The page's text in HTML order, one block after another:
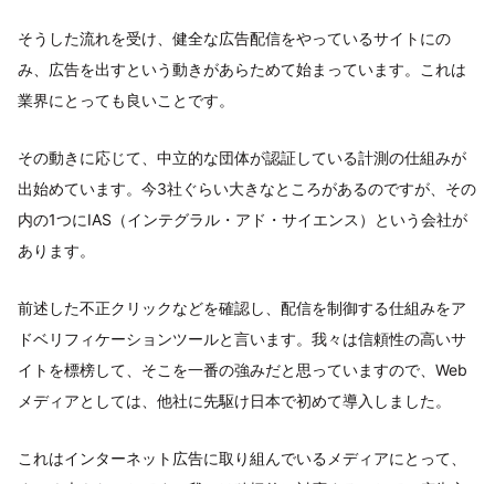
そうした流れを受け、健全な広告配信をやっているサイトにの
み、広告を出すという動きがあらためて始まっています。これは
業界にとっても良いことです。
その動きに応じて、中立的な団体が認証している計測の仕組みが
出始めています。今3社ぐらい大きなところがあるのですが、その
内の1つにIAS（インテグラル・アド・サイエンス）という会社が
あります。
前述した不正クリックなどを確認し、配信を制御する仕組みをア
ドベリフィケーションツールと言います。我々は信頼性の高いサ
イトを標榜して、そこを一番の強みだと思っていますので、Web
メディアとしては、他社に先駆け日本で初めて導入しました。
これはインターネット広告に取り組んでいるメディアにとって、